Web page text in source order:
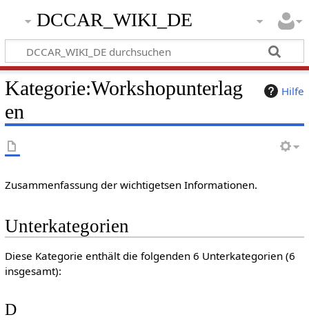
DCCAR_WIKI_DE
Hilfe
Kategorie:Workshopunterlag
en
Zusammenfassung der wichtigetsen Informationen.
Unterkategorien
Diese Kategorie enthält die folgenden 6 Unterkategorien (6
insgesamt):
D